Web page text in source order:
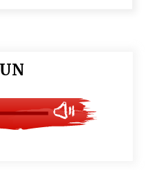
Itsas Martxa ospatuko